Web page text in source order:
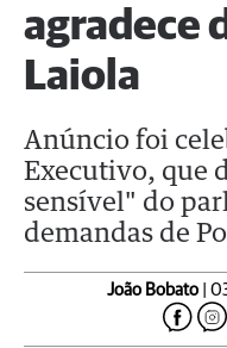
agradece
Laiola
Anúncio foi
Executivo, que
sensível" do
demandas de
João Bobato |